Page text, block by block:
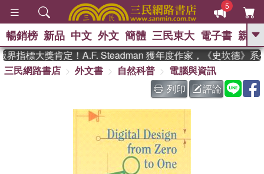
5
GO
熱搜： 東野圭吾 、 The Odyssey
、 如果歷史是一群喵 、 暑期
國際布克獎 臺灣漫遊錄 、 方
念華 、 台灣的李登輝時代
暢銷榜 新品 中文 外文 簡體 三民東大 電子書 親子
指標大獎肯定！A.F. Steadman 獲年度作家，《史坎德》系
三民網路書店
外文書 自然科普
電腦與資訊
列印
評論